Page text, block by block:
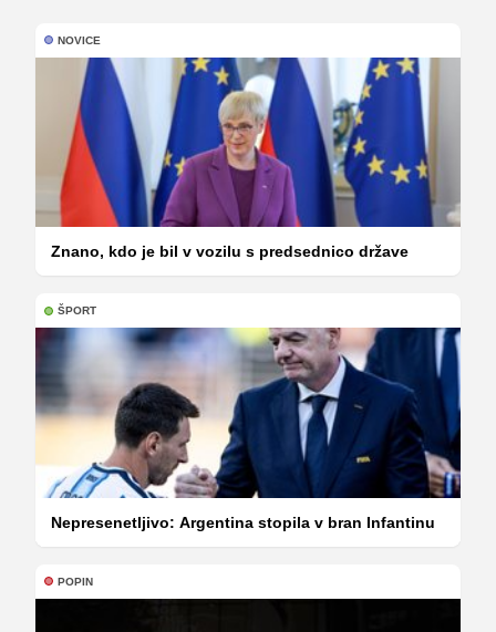
NOVICE
Znano, kdo je bil v vozilu s predsednico države
ŠPORT
Nepresenetljivo: Argentina stopila v bran Infantinu
POPIN